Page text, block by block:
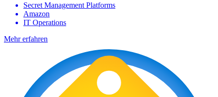
Secret Management Platforms
Amazon
IT Operations
Mehr erfahren